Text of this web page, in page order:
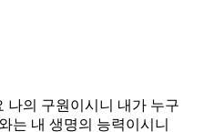
나의 구원이시니 내가 누구
는 내 생명의 능력이시니